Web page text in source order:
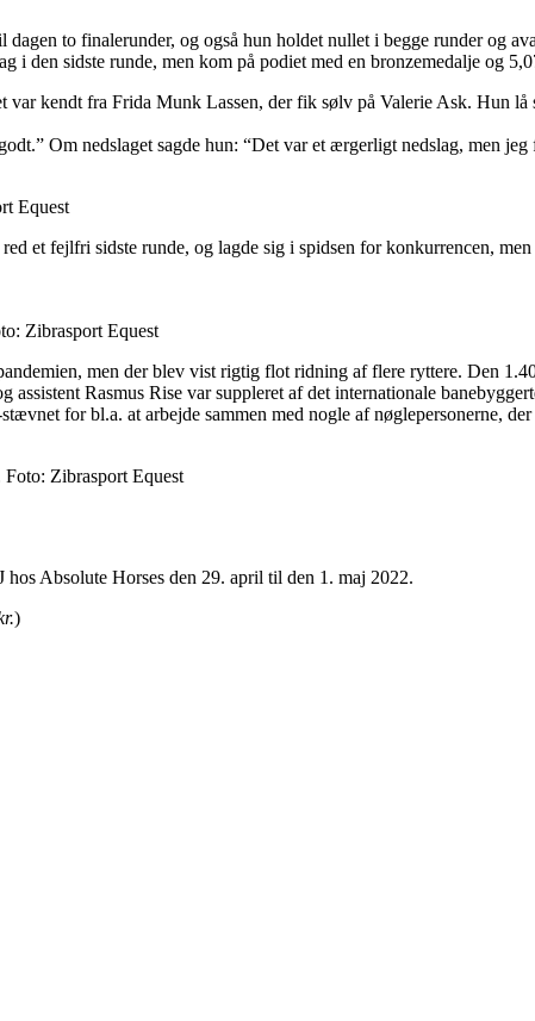
to finalerunder, og også hun holdet nullet i begge runder og
i den sidste runde, men kom på podiet med en bronzemedalje og
var kendt fra Frida Munk Lassen, der fik sølv på Valerie Ask. Hun
Om nedslaget sagde hun: “Det var et ærgerligt nedslag, men jeg
Equest
et fejlfri sidste runde, og lagde sig i spidsen for konkurrencen,
Zibrasport Equest
men der blev vist rigtig flot ridning af flere ryttere. Den
assistent Rasmus Rise var suppleret af det internationale
for bl.a. at arbejde sammen med nogle af nøglepersonerne,
Zibrasport Equest
Absolute Horses den 29. april til den 1. maj 2022.
)